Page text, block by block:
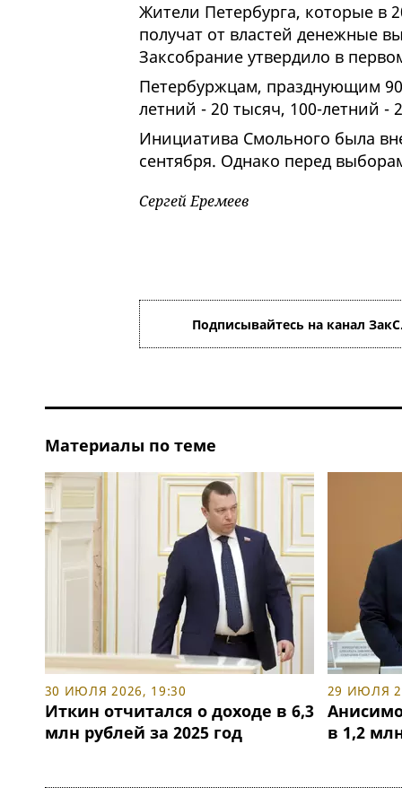
Жители Петербурга, которые в
получат от властей денежные
Заксобрание утвердило в
Петербуржцам, празднующим
летний - 20 тысяч, 100-летний
Инициатива Смольного была
сентября. Однако перед
Сергей Еремеев
Подписывайтесь на канал
Материалы по теме
30 ИЮЛЯ 2026, 19:30
Иткин отчитался о доходе в 6,3
млн рублей за 2025 год
29 ИЮЛЯ
в 1,2